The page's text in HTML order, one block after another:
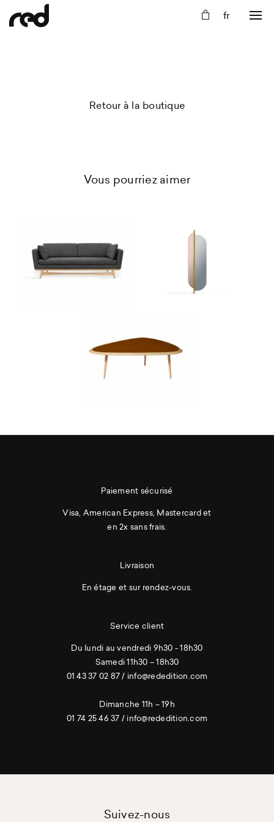
Retour à la boutique
Vous pourriez aimer
Paiement sécurisé
Visa, American Express, Mastercard et
en 2x sans frais.
Livraison
En étage et sur rendez-vous.
Service client
Du lundi au vendredi 9h30 - 18h30
Samedi 11h30 – 18h30
01 43 37 02 87/ info@rededition.com
Dimanche 11h – 19h
01 74 25 46 37 / info@rededition.com
Suivez-nous